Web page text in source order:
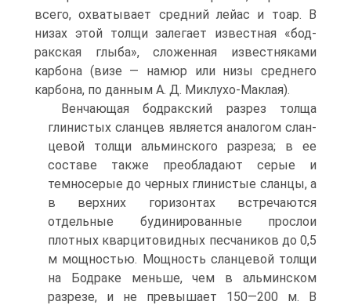
всего, охватывает средний лейас и тоар. В
низах этой толщи залегает известная «бод-
ракская глыба», сложенная известняками
карбона (визе — намюр или низы среднего
карбона, по данным А. Д. Миклухо-Маклая).
Венчающая бодракский разрез толща
глинистых сланцев является аналогом слан­
цевой толщи альминского разреза; в ее
составе также преобладают серые и
темно­серые до черных глинистые сланцы, а
в верхних горизонтах встречаются
отдельные будинированные прослои
плотных кварцитовидных песчаников до 0,5
м мощностью. Мощность сланцевой толщи
на Бодраке меньше, чем в альминском
разрезе, и не пре­вышает 150—200 м. В